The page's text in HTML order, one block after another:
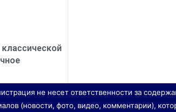
не несет ответственности за
(новости, фото, видео, комментарии),